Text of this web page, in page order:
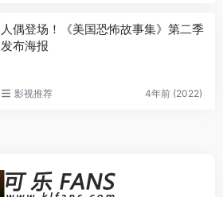
人偶登场！《美国恐怖故事集》第二季
发布海报
影视推荐 4年前 (2022)